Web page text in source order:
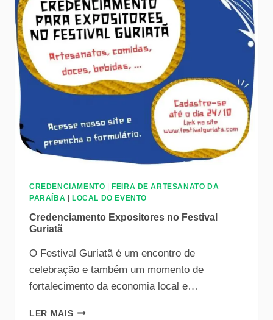
CREDENCIAMENTO |FEIRA DE ARTESANATO DA
PARAÍBA | LOCAL DO EVENTO
Credenciamento Expositores no Festival
Guriatã
O Festival Guriatã é um encontro de
celebração e também um momento de
fortalecimento da economia local e…
LER MAIS